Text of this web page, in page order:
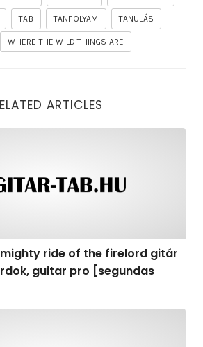
TAB TANFOLYAM TANULÁS
WHERE THE WILD THINGS ARE
ARTICLES
ride of the firelord gitár
guitar pro [segundas